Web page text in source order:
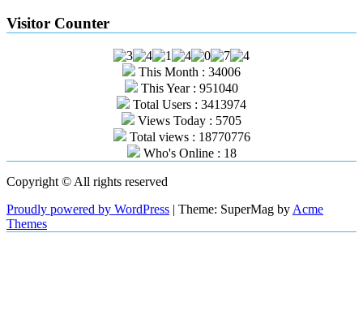
Visitor Counter
This Month : 34006
This Year : 951040
Total Users : 3413974
Views Today : 5705
Total views : 18770776
Who's Online : 18
Copyright © All rights reserved
Proudly powered by WordPress | Theme: SuperMag by Acme
Themes